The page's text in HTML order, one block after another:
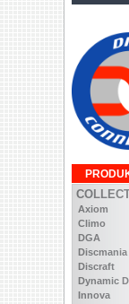
Axiom
Climo
DGA
Discmania
Discraft
Dynamic
Innova